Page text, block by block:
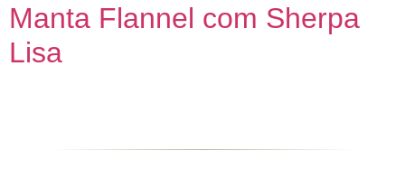
Manta Flannel com Sherpa
Lisa